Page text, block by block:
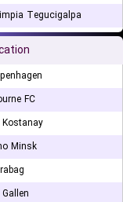
Tegucigalpa
FC
Minsk